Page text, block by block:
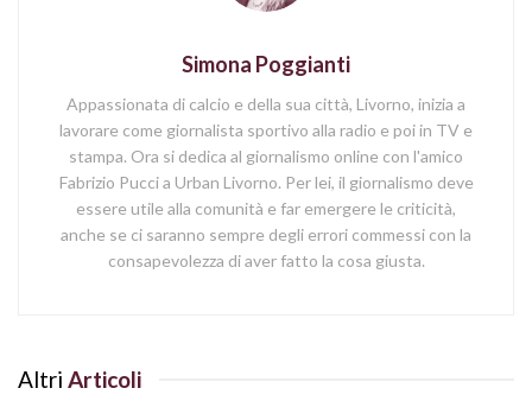
Simona Poggianti
Appassionata di calcio e della sua città, Livorno, inizia a
lavorare come giornalista sportivo alla radio e poi in TV e
stampa. Ora si dedica al giornalismo online con l'amico
Fabrizio Pucci a Urban Livorno. Per lei, il giornalismo deve
essere utile alla comunità e far emergere le criticità,
anche se ci saranno sempre degli errori commessi con la
consapevolezza di aver fatto la cosa giusta.
Altri Articoli